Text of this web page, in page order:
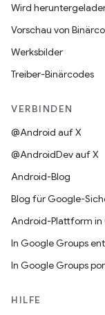
Wird
Vorschau von
Werksbilder
Treiber-Binärcodes
VERBINDEN
@Android auf X
@AndroidDev auf X
Android-Blog
Blog für Google-
Android-Plattform in
In Google Groups
In Google Groups
HILFE